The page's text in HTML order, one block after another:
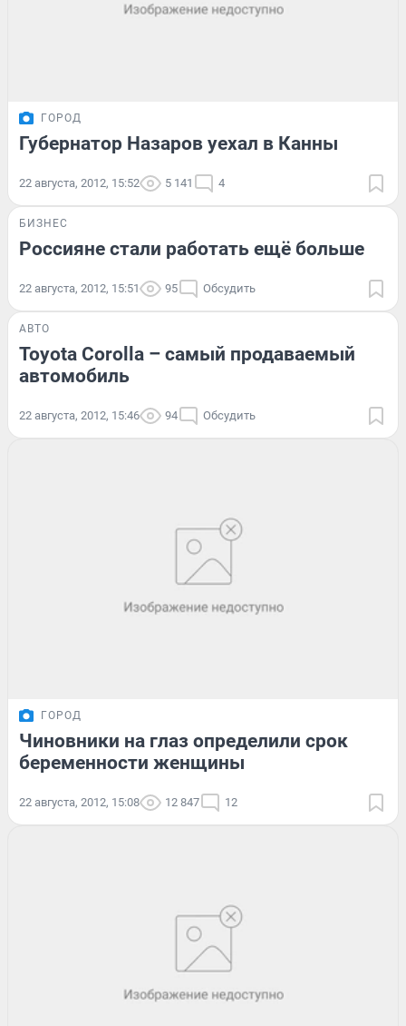
ГОРОД
Губернатор Назаров уехал в Канны
22 августа, 2012, 15:52 5 141 4
БИЗНЕС
Россияне стали работать ещё больше
22 августа, 2012, 15:51 95 Обсудить
АВТО
Toyota Corolla – самый продаваемый
автомобиль
22 августа, 2012, 15:46 94 Обсудить
ГОРОД
Чиновники на глаз определили срок
беременности женщины
22 августа, 2012, 15:08 12 847 12